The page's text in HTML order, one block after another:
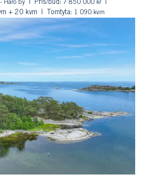
Harö by Pris/bud:
7 850 000 kr
+ 20 kvm Tomtyta: 1 090 kvm